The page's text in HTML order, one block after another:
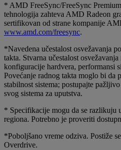
* AMD FreeSync/FreeSync
tehnologija zahteva AMD Radeon
sertifikovan od strane kompanije
www.amd.com/freesync.
*Navedena učestalost osvežavanja
takta. Stvarna učestalost
konfiguracije hardvera, performansi
Povećanje radnog takta moglo bi da
stabilnost sistema; postupajte
svog sistema za uputstva.
* Specifikacije mogu da se razlikuju
regiona. Potrebno je proveriti
*Poboljšano vreme odziva. Postiže
Overdrive.